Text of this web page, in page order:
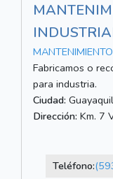
Fabricamos o
para industria.
Ciudad: Guayaquil
Dirección: Km. 7
Teléfono: